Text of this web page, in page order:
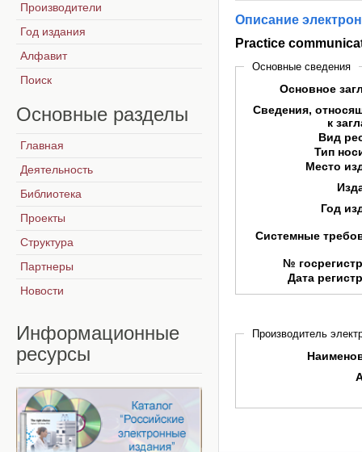
Описание
Practice
Основные сведения
Основное
Сведения,
к
Вид
Тип
Место
Год
Системные
№
Дата
Производитель
Производители
Год издания
Алфавит
Поиск
Основные разделы
Главная
Деятельность
Библиотека
Проекты
Структура
Партнеры
Новости
Информационные
ресурсы